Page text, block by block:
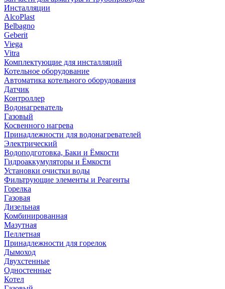
Инсталляции
AlcoPlast
Belbagno
Geberit
Viega
Vitra
Комплектующие для инсталляций
Котельное оборудование
Автоматика котельного оборудования
Датчик
Контроллер
Водонагреватель
Газовый
Косвенного нагрева
Принадлежности для водонагревателей
Электрический
Водоподготовка, Баки и Ёмкости
Гидроаккумуляторы и Ёмкости
Установки очистки воды
Фильтрующие элементы и Реагенты
Горелка
Газовая
Дизельная
Комбинированная
Мазутная
Пеллетная
Принадлежности для горелок
Дымоход
Двухстенные
Одностенные
Котел